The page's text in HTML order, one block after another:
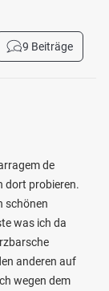
9 Beiträge
de
dort probieren.
schönen
was ich da
anderen auf
wegen dem